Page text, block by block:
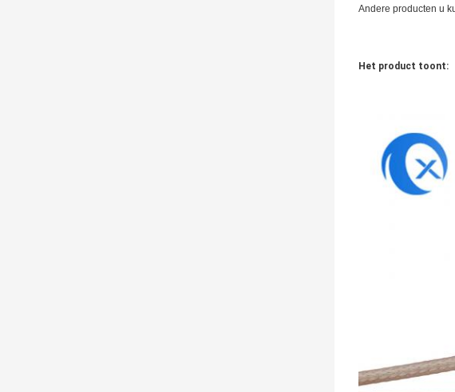
Andere producten u
Het product toont: